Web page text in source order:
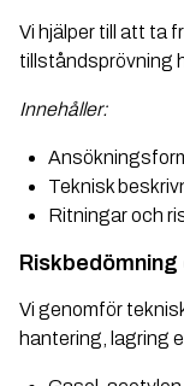
Vi hjälper till att ta
tillståndsprövning
Innehåller:
Teknisk
Ritningar och
Vi genomför
hantering, lagring